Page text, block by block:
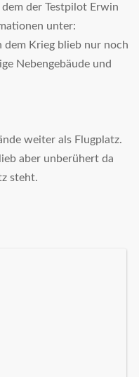
der Testpilot Erwin
unter:
dem Krieg blieb nur noch
Nebengebäude und
weiter als Flugplatz.
aber unberühert da
steht.